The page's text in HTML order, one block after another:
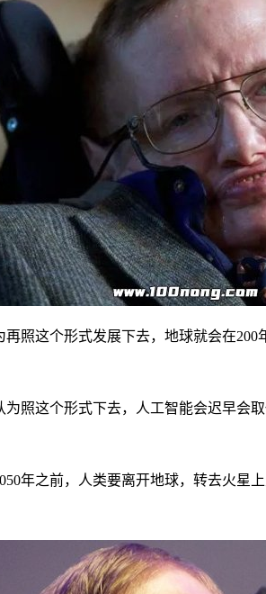
照这个形式发展下去，地球就会在
照这个形式下去，人工智能会迟早会
年之前，人类要离开地球，转去火星